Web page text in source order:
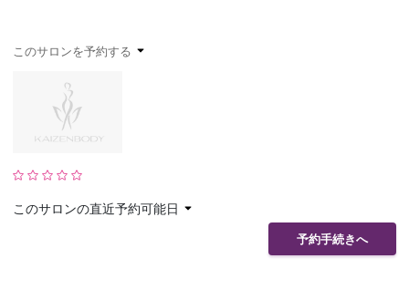
このサロンを予約する
このサロンの直近予約可能日
予約手続きへ